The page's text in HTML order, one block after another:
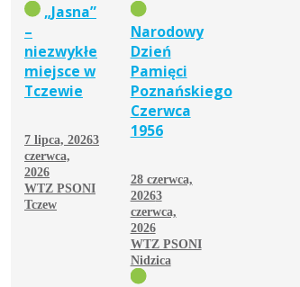
„Jasna”
–
niezwykłe
miejsce w
Tczewie
7 lipca, 20263
czerwca,
2026
WTZ PSONI
Tczew
Narodowy
Dzień
Pamięci
Poznańskiego
Czerwca
1956
28 czerwca,
20263
czerwca,
2026
WTZ PSONI
Nidzica